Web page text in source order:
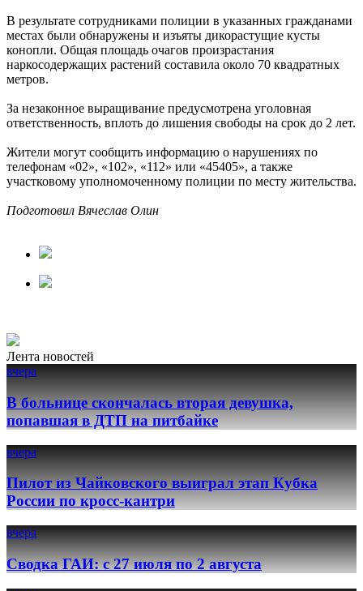
В результате сотрудниками полиции в указанных гражданами
местах были обнаружены и изъяты дикорастущие кусты
конопли. Общая площадь очагов произрастания
наркосодержащих растений составила около 70 квадратных
метров.
За незаконное выращивание предусмотрена уголовная
ответственность, вплоть до лишения свободы на срок до 2 лет.
Жители могут сообщить информацию о нарушениях по
телефонам «02», «102», «112» или «45405», а также
участковому уполномоченному полиции по месту жительства.
Подготовил Вячеслав Олин
Лента новостей
вчера
В больнице скончалась вторая девушка,
попавшая в ДТП на питбайке
вчера
Пилот из Чайковского выиграл этап Кубка
России по кросс-кантри
вчера
Сводка ГАИ: с 27 июля по 2 августа